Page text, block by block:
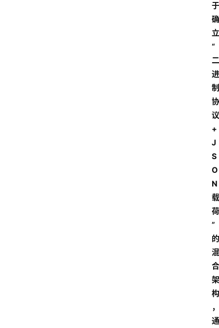
于
确
立
“
二
进
制
协
议
+
J
S
O
N
载
荷
”
的
混
合
架
构
，
通